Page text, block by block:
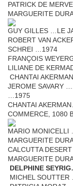
PATRICK DE
MARGUERITE
GUY GILLES …LE
ROBERT VAN
SCHREI …1974
FRANÇOIS
LI­LIANE DE
CHAN­TAI AKERMAN
JE­ROME SAVARY
…1975
CHANTAI
COMMERCE, 1080
MARIO
MARGUERITE
CALCUTTA
MARGUERITE
DELPHINE
MICHEL